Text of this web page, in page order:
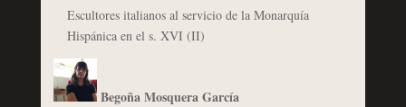
Escultores italianos al servicio de la Monarquía
Hispánica en el s. XVI (II)
Begoña Mosquera García